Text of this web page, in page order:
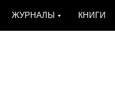
ЖУРНАЛЫ КНИГИ